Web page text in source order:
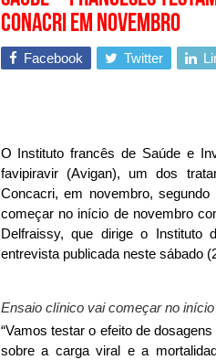
De economista a
Marcenaria sob
Investimento em
Serralheria de
Qualidade do produto
O Crescimento da
Conacri em novembro
Facebook Twitter
O Instituto francês de Saúde e
favipiravir (Avigan), um dos
Concacri, em novembro,
começar no início de novembro
Delfraissy, que dirige o Instituto
entrevista publicada neste sábado
Ensaio clínico vai começar no
“Vamos testar o efeito de
sobre a carga viral e a